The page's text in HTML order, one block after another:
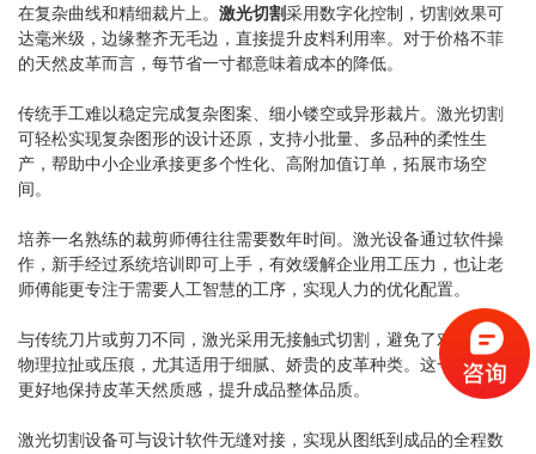
在复杂曲线和精细裁片上。 激光切割采用数字化控制，切割效果可
达毫米级，边缘整齐无毛边，直接提升皮料利用率。对于价格不菲
的天然皮革而言，每节省一寸都意味着成本的降低。
传统手工难以稳定完成复杂图案、细小镂空或异形裁片。激光切割
可轻松实现复杂图形的设计还原，支持小批量、多品种的柔性生
产，帮助中小企业承接更多个性化、高附加值订单，拓展市场空
间。
培养一名熟练的裁剪师傅往往需要数年时间。激光设备通过软件操
作，新手经过系统培训即可上手，有效缓解企业用工压力，也让老
师傅能更专注于需要人工智慧的工序，实现人力的优化配置。
与传统刀片或剪刀不同，激光采用无接触式切割，避免了对皮料的
物理拉扯或压痕，尤其适用于细腻、娇贵的皮革种类。这一特性可
更好地保持皮革天然质感，提升成品整体品质。
激光切割设备可与设计软件无缝对接，实现从图纸到成品的全程数